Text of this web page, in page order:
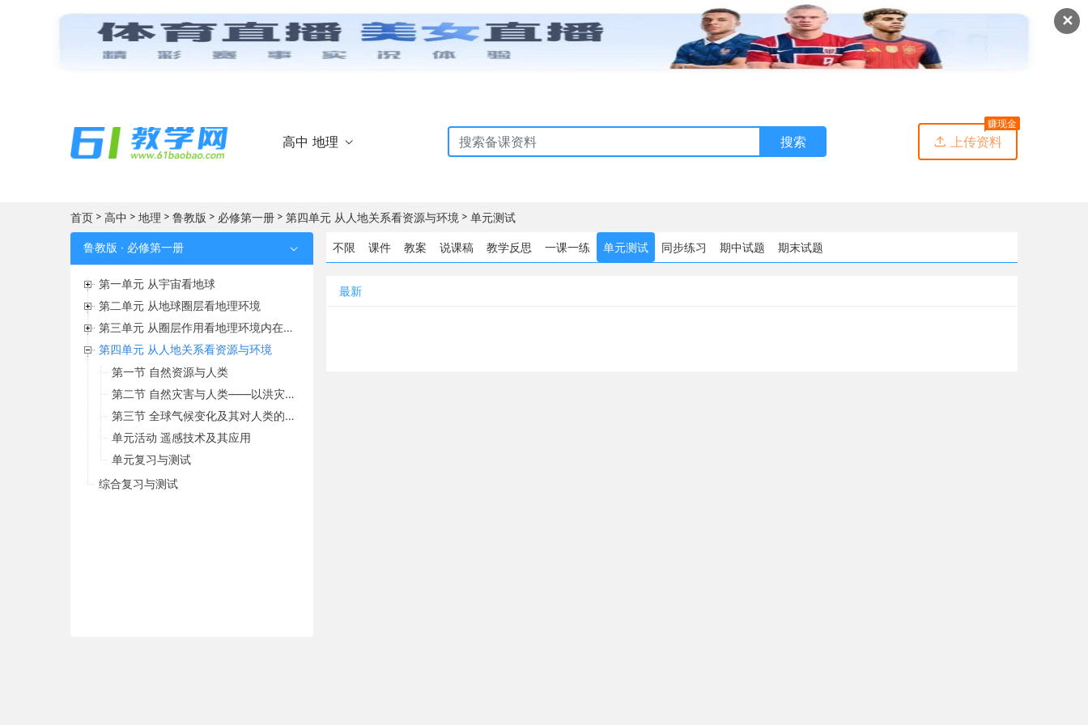
✕
高中 地理  搜索  上传资料
赚现金
首页 > 高中 > 地理 > 鲁教版 > 必修第一册 > 第四单元 从人地关系看资源与环境 > 单元测试
鲁教版 · 必修第一册 
第一单元 从宇宙看地球
第二单元 从地球圈层看地理环境
第三单元 从圈层作用看地理环境内在规律
第四单元 从人地关系看资源与环境
第一节 自然资源与人类
第二节 自然灾害与人类——以洪灾为例
第三节 全球气候变化及其对人类的影响
单元活动 遥感技术及其应用
单元复习与测试
综合复习与测试
不限 课件 教案 说课稿 教学反思 一课一练 单元测试 同步练习 期中试题 期末试题
最新